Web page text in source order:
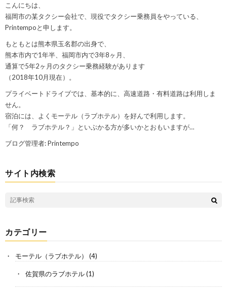
こんにちは、
福岡市の某タクシー会社で、現役でタクシー乗務員をやっている、
Printempoと申します。
もともとは熊本県玉名郡の出身で、
熊本市内で1年半、福岡市内で3年8ヶ月、
通算で5年2ヶ月のタクシー乗務経験があります
（2018年10月現在）。
プライベートドライブでは、基本的に、高速道路・有料道路は利用しま
せん。
宿泊には、よくモーテル（ラブホテル）を好んで利用します。
「何？ ラブホテル？」といぶかる方が多いかとおもいますが…
ブログ管理者: Printempo
サイト内検索
カテゴリー
モーテル（ラブホテル） (4)
佐賀県のラブホテル(1)